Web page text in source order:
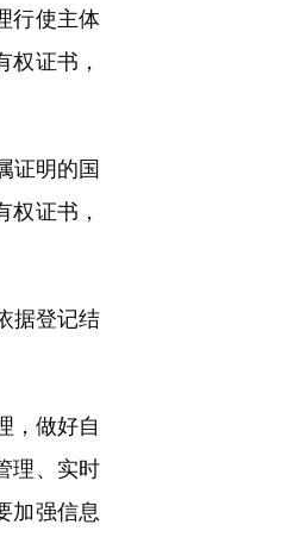
行使主体
证书，
证明的国
证书，
据登记结
，做好自
理、实时
加强信息